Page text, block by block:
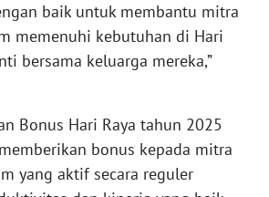
baik untuk membantu mitra
memenuhi kebutuhan di Hari
bersama keluarga mereka,”
Bonus Hari Raya tahun 2025
bonus kepada mitra
yang aktif secara reguler